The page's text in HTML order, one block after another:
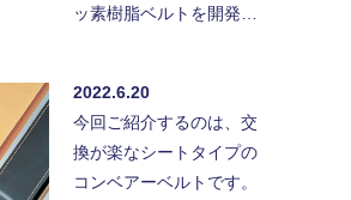
ッ素樹脂ベルトを開発…
2022.6.20
今回ご紹介するのは、交
換が楽なシートタイプの
コンベアーベルトです。